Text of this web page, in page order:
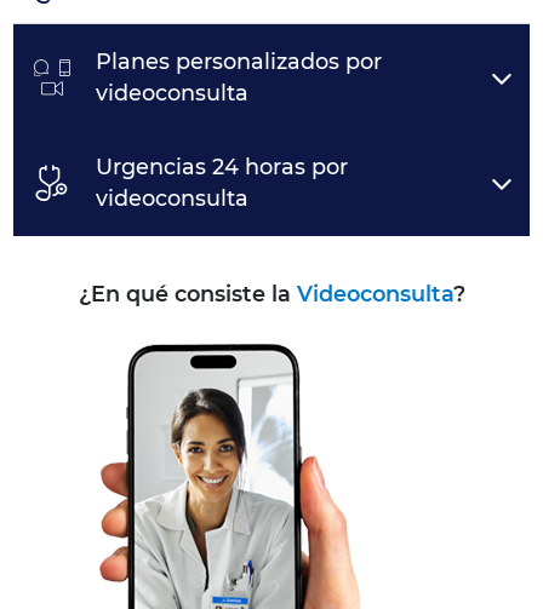
Planes personalizados por
videoconsulta
Urgencias 24 horas por
videoconsulta
¿En qué consiste la Videoconsulta?